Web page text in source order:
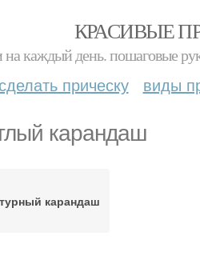
КРАСИВЫЕ
на каждый день. пошаговые
прическу виды
карандаш
карандаш